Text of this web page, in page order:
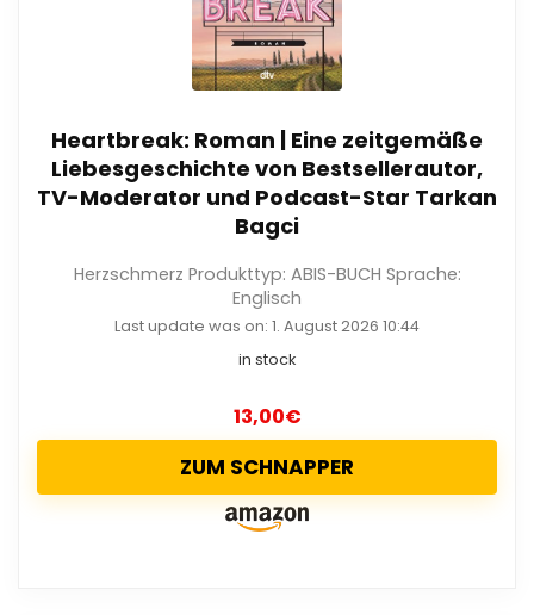
Heartbreak: Roman | Eine zeitgemäße
Liebesgeschichte von Bestsellerautor,
TV-Moderator und Podcast-Star Tarkan
Bagci
Herzschmerz Produkttyp: ABIS-BUCH Sprache:
Englisch
Last update was on: 1. August 2026 10:44
in stock
13,00€
ZUM SCHNAPPER